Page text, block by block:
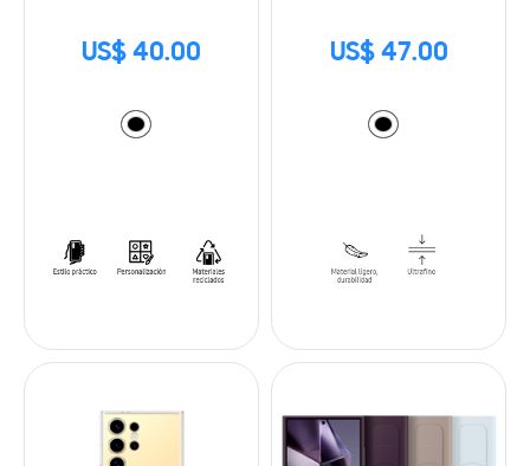
US$ 40.00 US$ 47.00